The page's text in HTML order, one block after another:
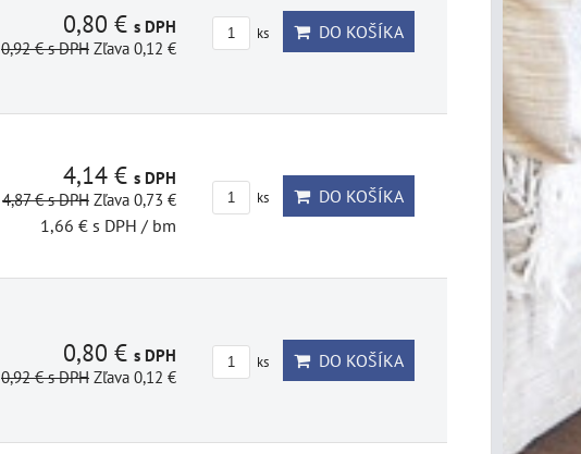
0,80 € s DPH
0,92 €s DPH Zľava 0,12 €
ks DO KOŠÍKA
4,14 € s DPH
4,87 €s DPH Zľava 0,73 €
1,66 € s DPH / bm
ks DO KOŠÍKA
0,80 € s DPH
0,92 €s DPH Zľava 0,12 €
ks DO KOŠÍKA